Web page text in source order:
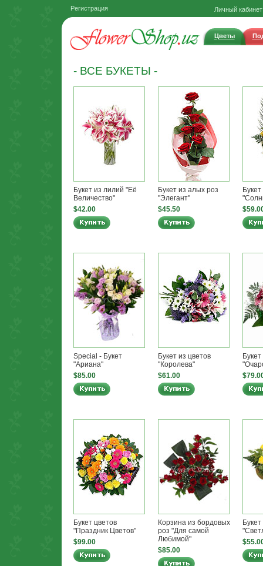
Регистрация Личный кабинет
Цветы
- ВСЕ БУКЕТЫ -
Букет из лилий "Её
Величество"
$42.00
Букет из алых роз
"Элегант"
$45.50
Special - Букет
"Ариана"
$85.00
Букет из цветов
"Королева"
$61.00
Букет цветов
"Праздник Цветов"
$99.00
Корзина из бордовых
роз "Для самой
Любимой"
$85.00